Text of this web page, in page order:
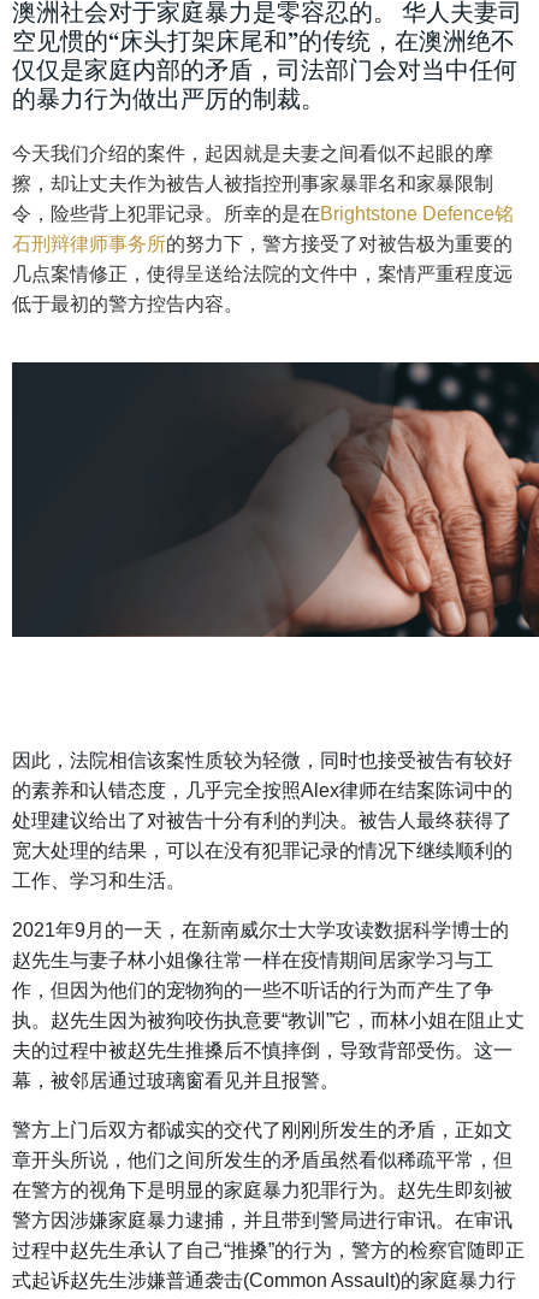
澳洲社会对于家庭暴力是零容忍的。 华人夫妻司
空见惯的“床头打架床尾和”的传统，在澳洲绝不
仅仅是家庭内部的矛盾，司法部门会对当中任何
的暴力行为做出严厉的制裁。
今天我们介绍的案件，起因就是夫妻之间看似不起眼的摩
擦，却让丈夫作为被告人被指控刑事家暴罪名和家暴限制
令，险些背上犯罪记录。所幸的是在Brightstone Defence铭
石刑辩律师事务所的努力下，警方接受了对被告极为重要的
几点案情修正，使得呈送给法院的文件中，案情严重程度远
低于最初的警方控告内容。
因此，法院相信该案性质较为轻微，同时也接受被告有较好
的素养和认错态度，几乎完全按照Alex律师在结案陈词中的
处理建议给出了对被告十分有利的判决。被告人最终获得了
宽大处理的结果，可以在没有犯罪记录的情况下继续顺利的
工作、学习和生活。
2021年9月的一天，在新南威尔士大学攻读数据科学博士的
赵先生与妻子林小姐像往常一样在疫情期间居家学习与工
作，但因为他们的宠物狗的一些不听话的行为而产生了争
执。赵先生因为被狗咬伤执意要“教训”它，而林小姐在阻止丈
夫的过程中被赵先生推搡后不慎摔倒，导致背部受伤。这一
幕，被邻居通过玻璃窗看见并且报警。
警方上门后双方都诚实的交代了刚刚所发生的矛盾，正如文
章开头所说，他们之间所发生的矛盾虽然看似稀疏平常，但
在警方的视角下是明显的家庭暴力犯罪行为。赵先生即刻被
警方因涉嫌家庭暴力逮捕，并且带到警局进行审讯。在审讯
过程中赵先生承认了自己“推搡”的行为，警方的检察官随即正
式起诉赵先生涉嫌普通袭击(Common Assault)的家庭暴力行